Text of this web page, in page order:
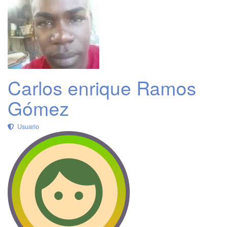
Carlos enrique Ramos
Gómez
Usuario